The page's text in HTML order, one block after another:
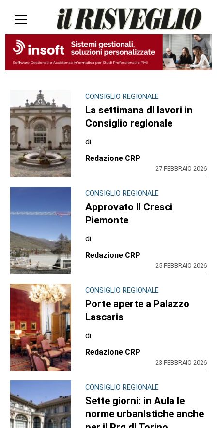
CONSIGLIO REGIONALE
La settimana di lavori in
Consiglio regionale
di
Redazione CRP
27 FEBBRAIO 2026
CONSIGLIO REGIONALE
Approvato il Cresci
Piemonte
di
Redazione CRP
25 FEBBRAIO 2026
CONSIGLIO REGIONALE
Porte aperte a Palazzo
Lascaris
di
Redazione CRP
23 FEBBRAIO 2026
CONSIGLIO REGIONALE
Sette giorni: in Aula le
norme urbanistiche anche